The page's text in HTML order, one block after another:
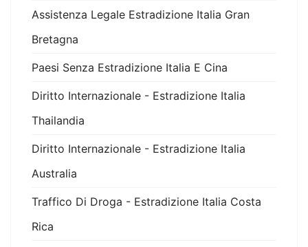
Assistenza Legale Estradizione Italia Gran
Bretagna
Paesi Senza Estradizione Italia E Cina
Diritto Internazionale - Estradizione Italia
Thailandia
Diritto Internazionale - Estradizione Italia
Australia
Traffico Di Droga - Estradizione Italia Costa
Rica